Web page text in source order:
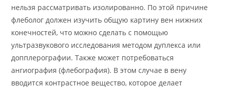
нельзя рассматривать изолированно. По этой причине
флеболог должен изучить общую картину вен нижних
конечностей, что можно сделать с помощью
ультразвукового исследования методом дуплекса или
допплерографии. Также может потребоваться
ангиография (флебография). В этом случае в вену
вводится контрастное вещество, которое делает